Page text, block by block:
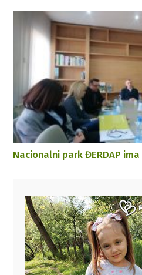
Nacionalni park ĐERDAP